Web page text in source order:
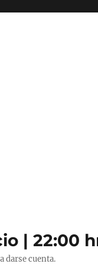
| 22:00
darse cuenta.